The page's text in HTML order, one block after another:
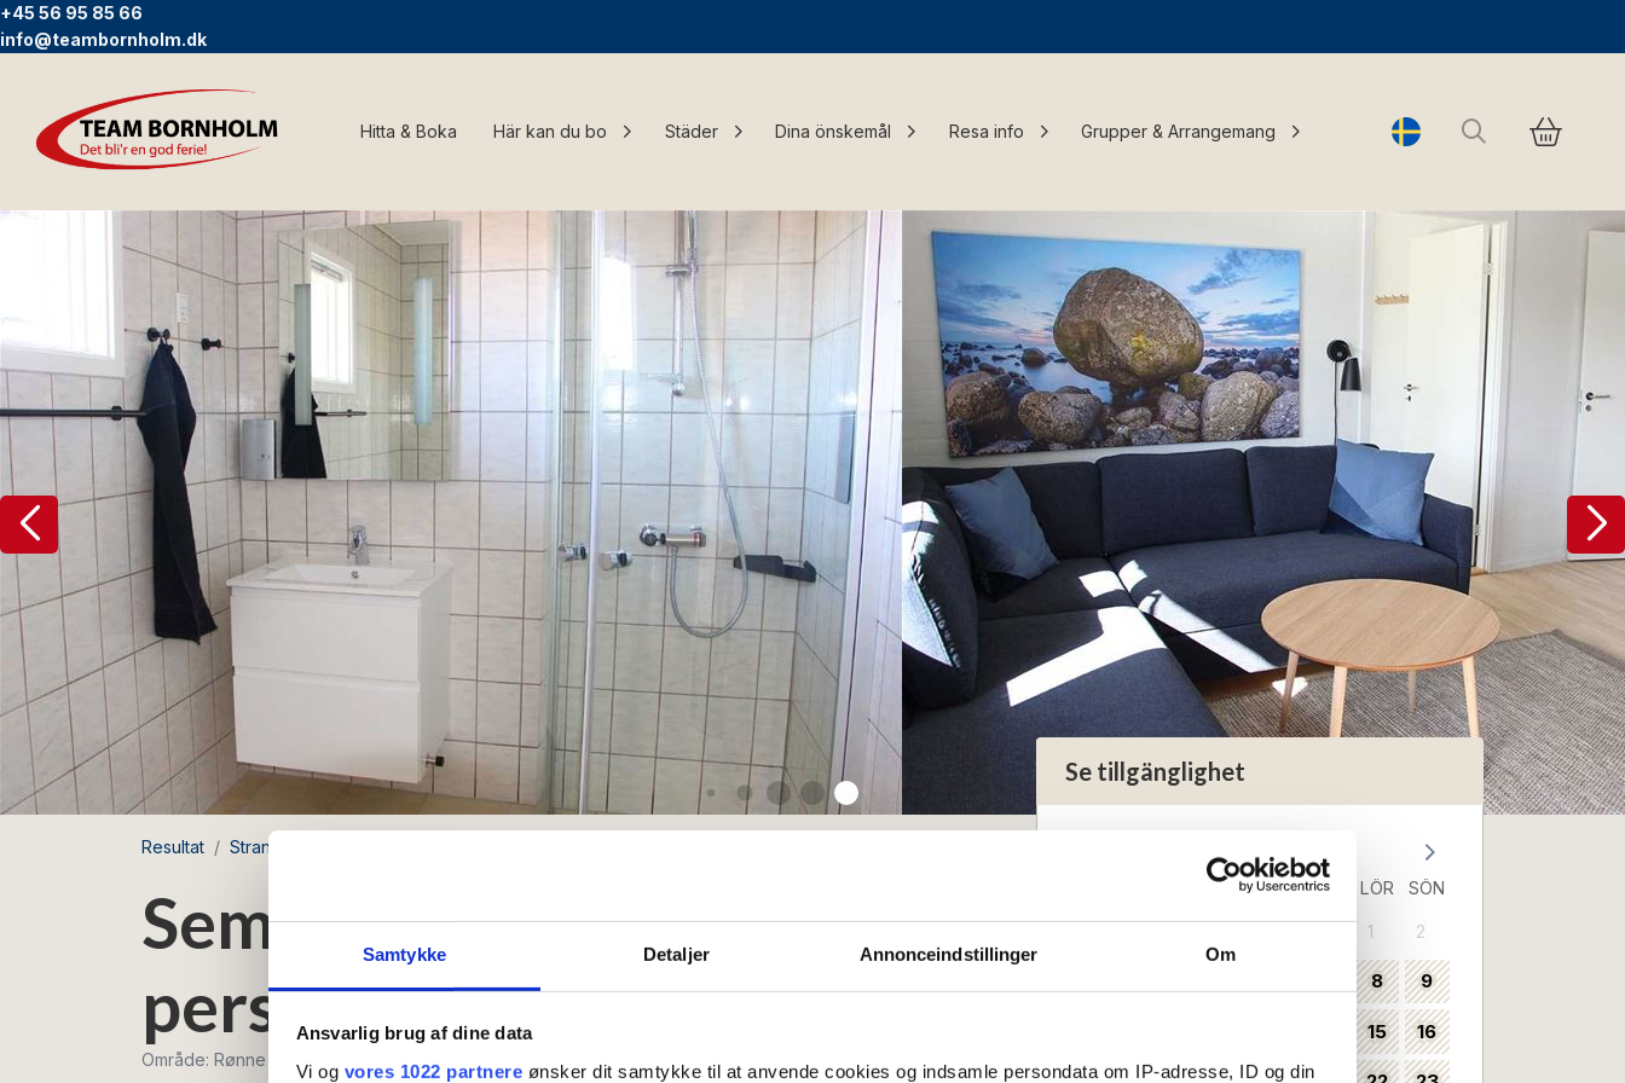
Samtykke Detaljer Annonceindstillinger Om
Ansvarlig brug af dine data
Vi og vores 1022 partnere ønsker dit samtykke til at anvende cookies og indsamle persondata om IP-adresse, ID og din
+45 56 95 85 66
info@teambornholm.dk
Hitta & Boka Här kan du bo Städer Dina önskemål Resa info Grupper & Arrangemang Change language
Sök
Resultat Strandløkken
Semesterhus för 4-6
personer
Område: Rønne
Se tillgänglighet
Augusti 2026
ONS TORS FRE LÖR SÖN
1 2
8 9
15 16